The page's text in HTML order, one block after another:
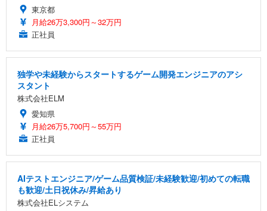
東京都
月給26万3,300円～32万円
正社員
独学や未経験からスタートするゲーム開発エンジニアのアシ
スタント
株式会社ELM
愛知県
月給26万5,700円～55万円
正社員
AIテストエンジニア/ゲーム品質検証/未経験歓迎/初めての転職
も歓迎/土日祝休み/昇給あり
株式会社ELシステム